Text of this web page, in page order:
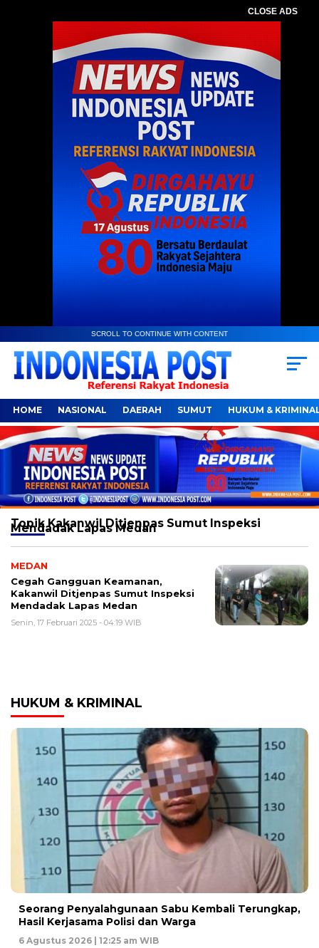
CLOSE ADS
SCROLL TO CONTINUE WITH CONTENT
HOME NASIONAL DAERAH SUMUT HUKUM &
Topik Kakanwil Ditjenpas Sumut Inspeksi
Mendadak Lapas Medan
MEDAN
Cegah Gangguan Keamanan,
Kakanwil Ditjenpas Sumut Inspeksi
Mendadak Lapas Medan
Senin, 17 Februari 2025 - 04:19 WIB
HUKUM & KRIMINAL
Seorang Penyalahgunaan Sabu Kembali Terungkap,
Hasil Kerjasama Polisi dan Warga
6 Agustus 2026 | 12:25 am WIB